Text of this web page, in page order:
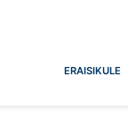
ERAISIKULE